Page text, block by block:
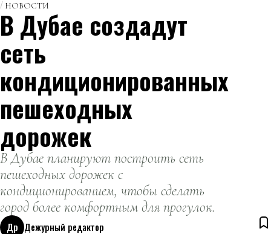
НОВОСТИ
В Дубае создадут
сеть
кондиционированных
пешеходных
дорожек
В Дубае планируют построить сеть
пешеходных дорожек с
кондиционированием, чтобы сделать
город более комфортным для прогулок.
Др Дежурный редактор